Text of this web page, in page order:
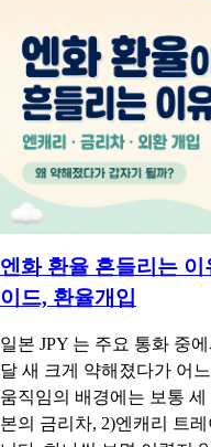
엔화 환율 흔들리는 이
이드, 환율개입
일본 JPY 는 주요 통화 중
달 새 크게 약해졌다가 어
움직임의 배경에는 보통
본의 금리차, 2)엔캐리 트